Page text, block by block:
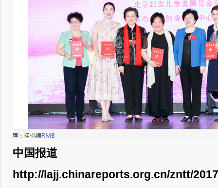
中国报道
http://lajj.chinareports.org.cn/zntt/